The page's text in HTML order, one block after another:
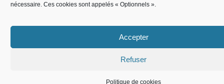
nécessaire. Ces cookies sont appelés « Optionnels ».
Accepter
Refuser
Politique de cookies